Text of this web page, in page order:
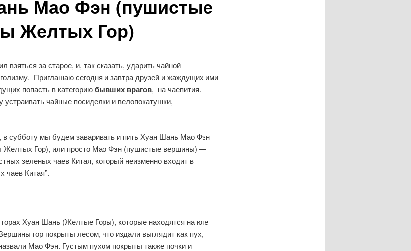
Мао Фэн (пушистые
Желтых Гор)
взяться за старое, и, так сказать, ударить чайной
Приглашаю сегодня и завтра друзей и жаждущих ими
попасть в категориюбывших врагов, на чаепития.
устраивать чайные посиделки и велопокатушки,
в субботу мы будем заваривать и пить Хуан Шань Мао Фэн
Желтых Гор), или просто Мао Фэн (пушистые вершины) —
зеленых чаев Китая, который неизменно входит в
чаев Китая”.
горах Хуан Шань (Желтые Горы), которые находятся на юге
гор покрыты лесом, что издали выглядит как пух,
Мао Фэн. Густым пухом покрыты также почки и